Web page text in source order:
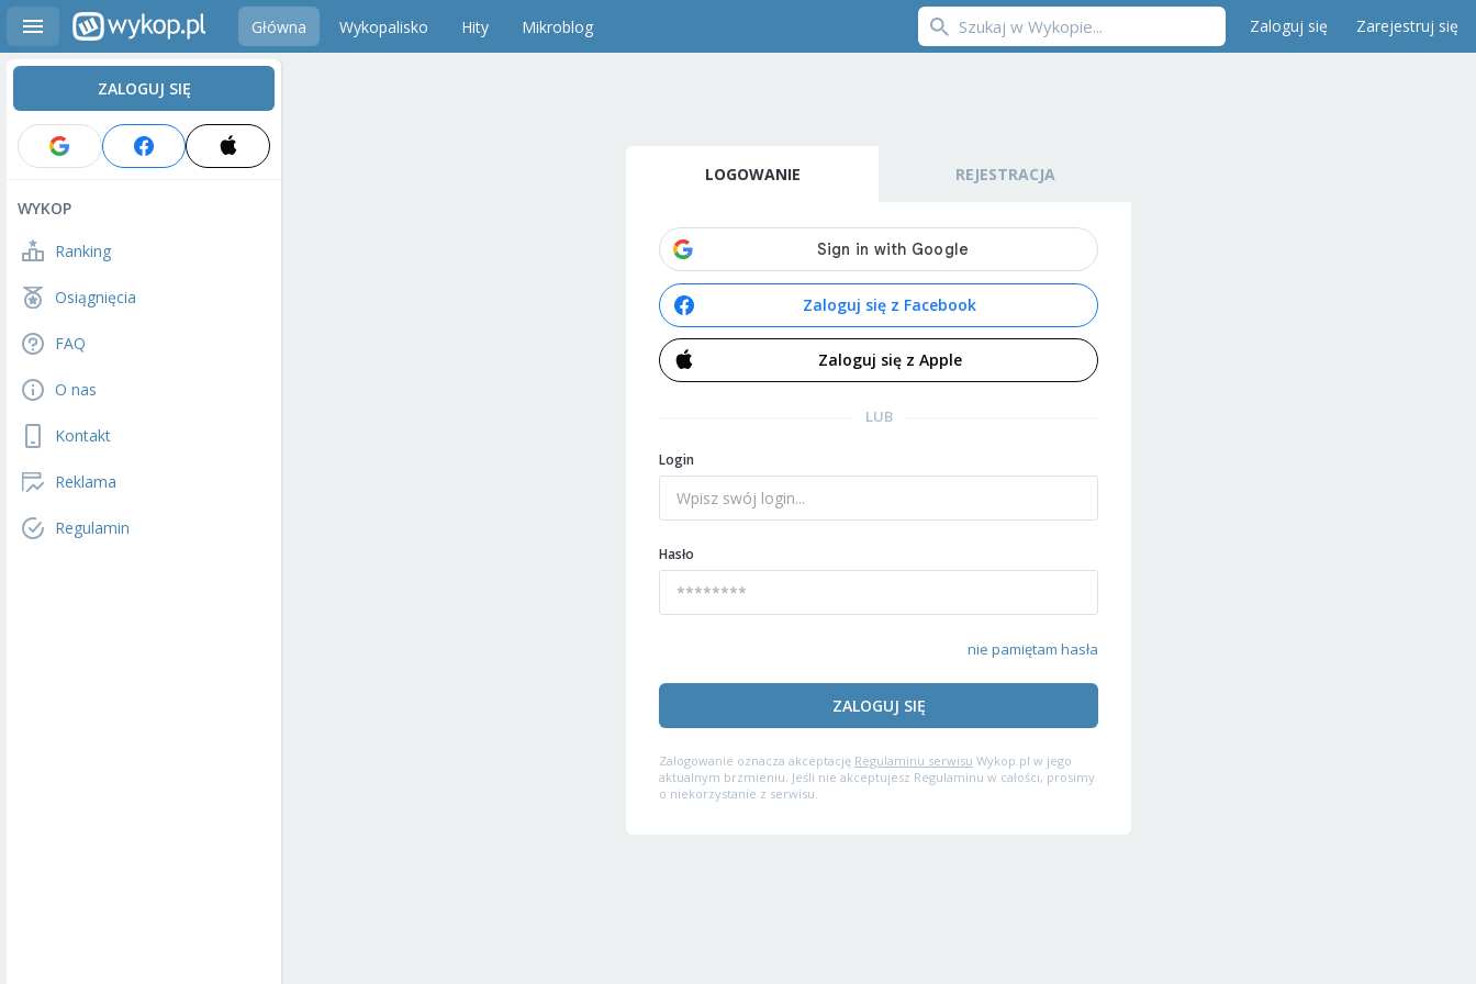
Główna Wykopalisko Hity Mikroblog Zaloguj się Zarejestruj się
ZALOGUJ SIĘ
WYKOP
Ranking
Osiągnięcia
FAQ
O nas
Kontakt
Reklama
Regulamin
LOGOWANIE REJESTRACJA
Zaloguj się z Facebook
Zaloguj się z Apple
LUB
Login
Hasło
nie pamiętam hasła
ZALOGUJ SIĘ
Zalogowanie oznacza akceptację Regulaminu serwisu Wykop.pl w jego
aktualnym brzmieniu. Jeśli nie akceptujesz Regulaminu w całości, prosimy
o niekorzystanie z serwisu.